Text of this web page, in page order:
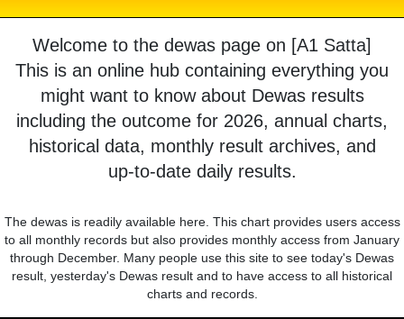
Welcome to the dewas page on [A1 Satta]
This is an online hub containing everything you
might want to know about Dewas results
including the outcome for 2026, annual charts,
historical data, monthly result archives, and
up-to-date daily results.
The dewas is readily available here. This chart provides users access
to all monthly records but also provides monthly access from January
through December. Many people use this site to see today's Dewas
result, yesterday's Dewas result and to have access to all historical
charts and records.